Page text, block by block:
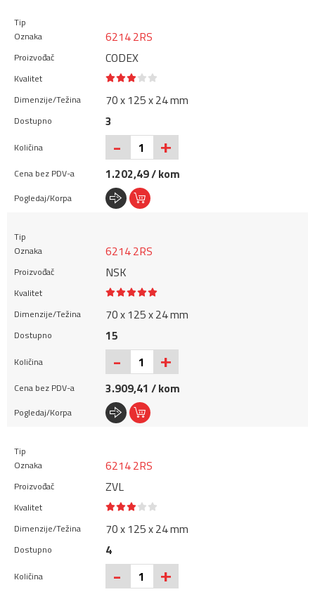
6214 2RS
CODEX
70 x 125 x 24 mm
3
- +
1.202,49 / kom
6214 2RS
NSK
70 x 125 x 24 mm
15
- +
3.909,41 / kom
6214 2RS
ZVL
70 x 125 x 24 mm
4
- +